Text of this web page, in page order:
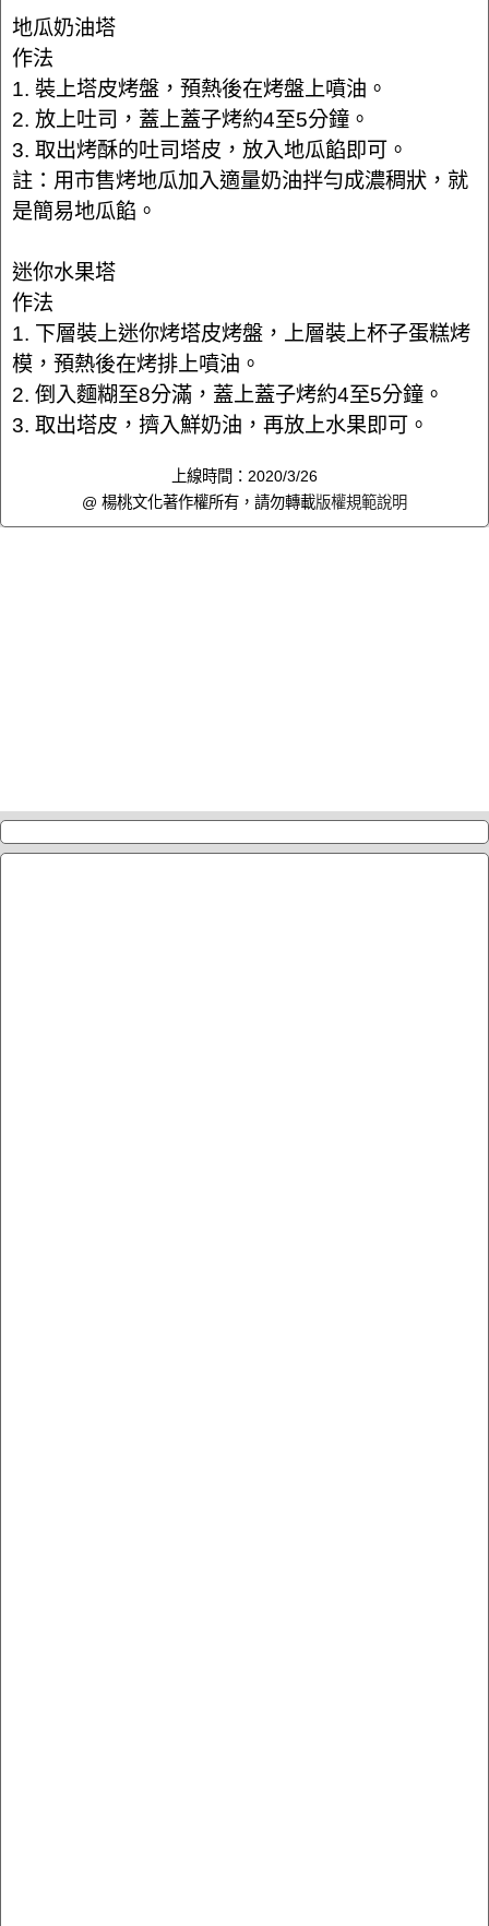
地瓜奶油塔
作法
1. 裝上塔皮烤盤，預熱後在烤盤上噴油。
2. 放上吐司，蓋上蓋子烤約4至5分鐘。
3. 取出烤酥的吐司塔皮，放入地瓜餡即可。
註：用市售烤地瓜加入適量奶油拌勻成濃稠狀，就
是簡易地瓜餡。
迷你水果塔
作法
1. 下層裝上迷你烤塔皮烤盤，上層裝上杯子蛋糕烤
模，預熱後在烤排上噴油。
2. 倒入麵糊至8分滿，蓋上蓋子烤約4至5分鐘。
3. 取出塔皮，擠入鮮奶油，再放上水果即可。
上線時間：2020/3/26
@ 楊桃文化著作權所有，請勿轉載版權規範說明